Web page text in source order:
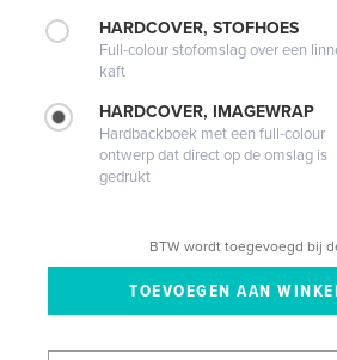
HARDCOVER, STOFHOES
Full-colour stofomslag over een
kaft
HARDCOVER, IMAGEWRAP
Hardbackboek met een full-colour
ontwerp dat direct op de omslag is
gedrukt
BTW wordt toegevoegd bij